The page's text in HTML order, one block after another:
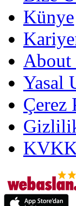
Künye
About
Yasal
Çerez